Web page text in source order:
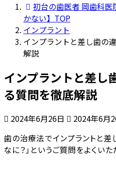
初台の歯医者 岡歯科
かない】TOP
インプラント
インプラントと差し歯の
解説
インプラントと差し
る質問を徹底解説
2024年6月26日
最
更
新
2024年6月
歯の治療法でインプラントと差
なに？」というご質問をよくいた